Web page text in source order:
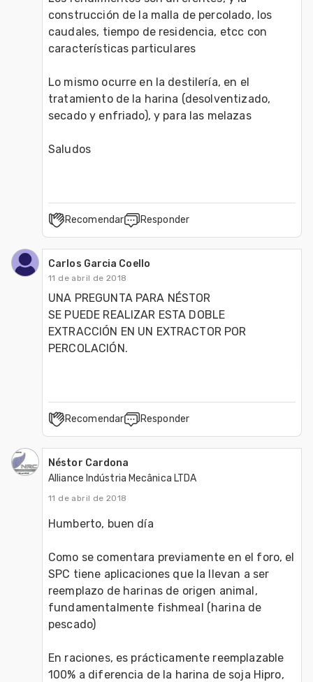
construcción de la malla de percolado, los
caudales, tiempo de residencia, etcc con
características particulares
Lo mismo ocurre en la destilería, en el
tratamiento de la harina (desolventizado,
secado y enfriado), y para las melazas
Saludos
Recomendar Responder
Carlos Garcia Coello
11 de abril de 2018
UNA PREGUNTA PARA NÉSTOR
SE PUEDE REALIZAR ESTA DOBLE
EXTRACCIÓN EN UN EXTRACTOR POR
PERCOLACIÓN.
Recomendar Responder
Néstor Cardona
Alliance Indústria Mecânica LTDA
11 de abril de 2018
Humberto, buen día
Como se comentara previamente en el foro, el
SPC tiene aplicaciones que la llevan a ser
reemplazo de harinas de origen animal,
fundamentalmente fishmeal (harina de
pescado)
En raciones, es prácticamente reemplazable
100% a diferencia de la harina de soja Hipro,